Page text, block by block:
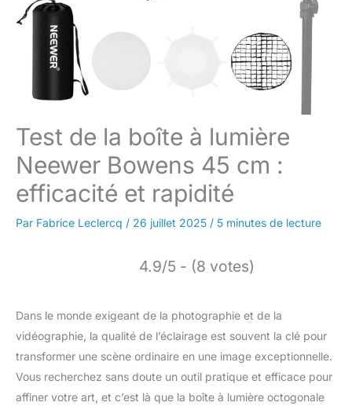
Test de la boîte à lumière
Neewer Bowens 45 cm :
efficacité et rapidité
Par Fabrice Leclercq / 26 juillet 2025 / 5 minutes de lecture
4.9/5 - (8 votes)
Dans le monde exigeant de la photographie et de la
vidéographie, la qualité de l’éclairage est souvent la clé pour
transformer une scène ordinaire en une image exceptionnelle.
Vous recherchez sans doute un outil pratique et efficace pour
affiner votre art, et c’est là que la boîte à lumière octogonale